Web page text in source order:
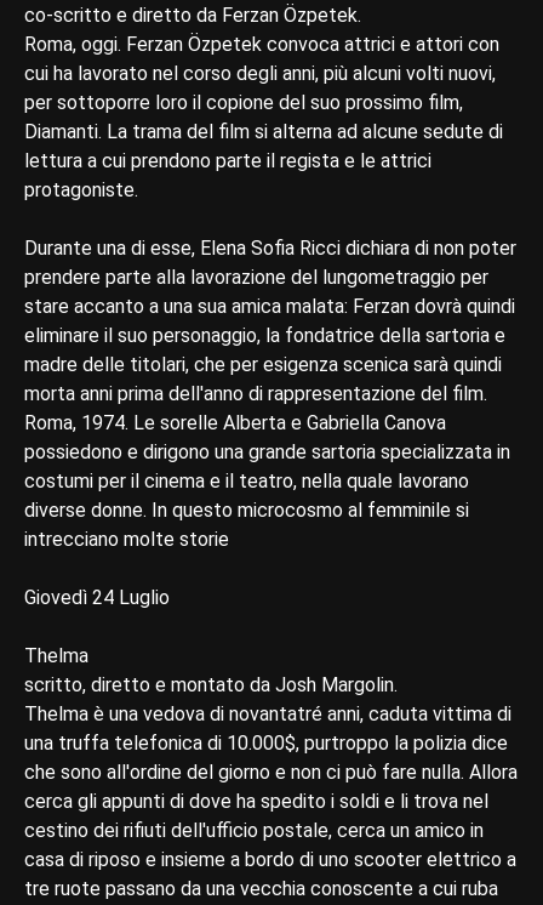
co-scritto e diretto da Ferzan Özpetek.
Roma, oggi. Ferzan Özpetek convoca attrici e attori con
cui ha lavorato nel corso degli anni, più alcuni volti nuovi,
per sottoporre loro il copione del suo prossimo film,
Diamanti. La trama del film si alterna ad alcune sedute di
lettura a cui prendono parte il regista e le attrici
protagoniste.
Durante una di esse, Elena Sofia Ricci dichiara di non poter
prendere parte alla lavorazione del lungometraggio per
stare accanto a una sua amica malata: Ferzan dovrà quindi
eliminare il suo personaggio, la fondatrice della sartoria e
madre delle titolari, che per esigenza scenica sarà quindi
morta anni prima dell'anno di rappresentazione del film.
Roma, 1974. Le sorelle Alberta e Gabriella Canova
possiedono e dirigono una grande sartoria specializzata in
costumi per il cinema e il teatro, nella quale lavorano
diverse donne. In questo microcosmo al femminile si
intrecciano molte storie
Giovedì 24 Luglio
Thelma
scritto, diretto e montato da Josh Margolin.
Thelma è una vedova di novantatré anni, caduta vittima di
una truffa telefonica di 10.000$, purtroppo la polizia dice
che sono all'ordine del giorno e non ci può fare nulla. Allora
cerca gli appunti di dove ha spedito i soldi e li trova nel
cestino dei rifiuti dell'ufficio postale, cerca un amico in
casa di riposo e insieme a bordo di uno scooter elettrico a
tre ruote passano da una vecchia conoscente a cui ruba